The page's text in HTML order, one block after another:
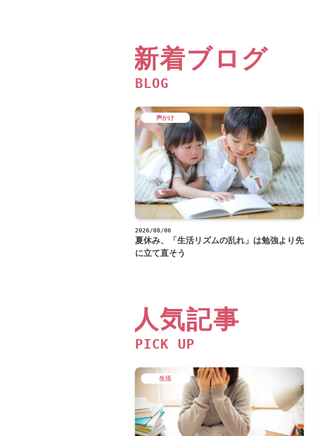
新着ブログ
BLOG
2026/08/06
夏休み、「生活リズムの乱れ」は勉強より先
に立て直そう
声かけ
人気記事
PICK UP
生活